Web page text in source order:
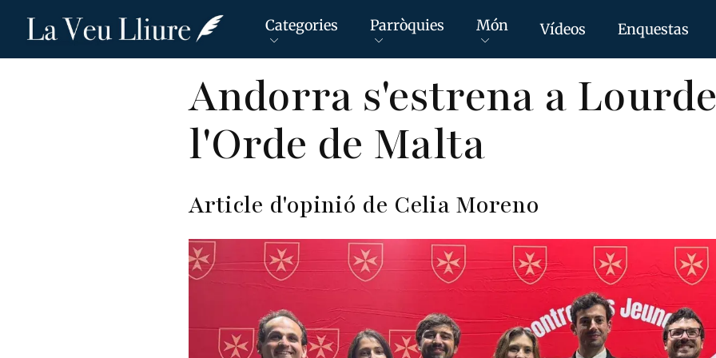
Vés
Categories Parròquies Món Vídeos Enquestas
Andorra s'estrena a
l'Orde de Malta
Article d'opinió de Celia Moreno